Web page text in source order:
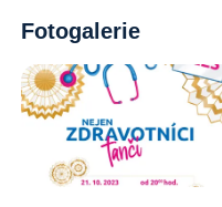
Fotogalerie